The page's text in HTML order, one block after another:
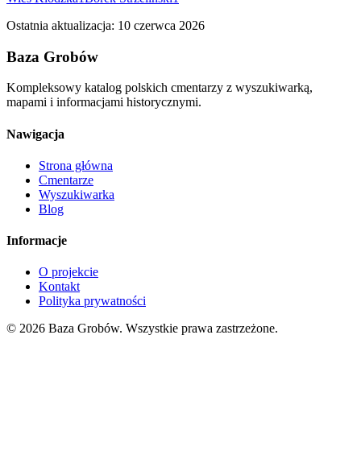
Ostatnia aktualizacja: 10 czerwca 2026
Baza Grobów
Kompleksowy katalog polskich cmentarzy z wyszukiwarką,
mapami i informacjami historycznymi.
Nawigacja
Strona główna
Cmentarze
Wyszukiwarka
Blog
Informacje
O projekcie
Kontakt
Polityka prywatności
© 2026 Baza Grobów. Wszystkie prawa zastrzeżone.